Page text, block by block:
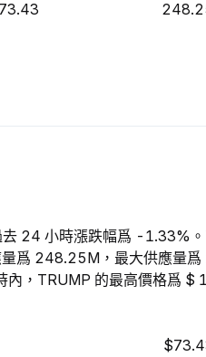
73.43
24 小時漲跌幅爲 -1.33%
爲 248.25M，最大供應量爲
，TRUMP 的最高價格爲 $